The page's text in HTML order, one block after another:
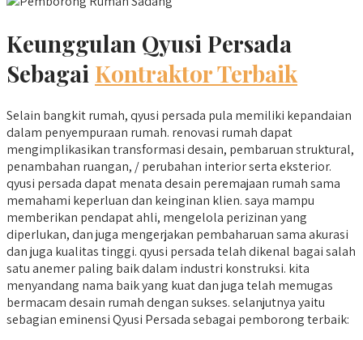
Keunggulan Qyusi Persada
Sebagai Kontraktor Terbaik
Selain bangkit rumah, qyusi persada pula memiliki kepandaian
dalam penyempuraan rumah. renovasi rumah dapat
mengimplikasikan transformasi desain, pembaruan struktural,
penambahan ruangan, / perubahan interior serta eksterior.
qyusi persada dapat menata desain peremajaan rumah sama
memahami keperluan dan keinginan klien. saya mampu
memberikan pendapat ahli, mengelola perizinan yang
diperlukan, dan juga mengerjakan pembaharuan sama akurasi
dan juga kualitas tinggi. qyusi persada telah dikenal bagai salah
satu anemer paling baik dalam industri konstruksi. kita
menyandang nama baik yang kuat dan juga telah memugas
bermacam desain rumah dengan sukses. selanjutnya yaitu
sebagian eminensi Qyusi Persada sebagai pemborong terbaik: